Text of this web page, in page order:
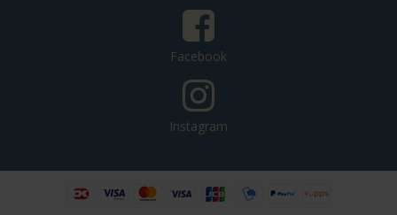
Facebook
Instagram